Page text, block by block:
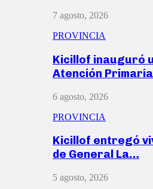
7 agosto, 2026
PROVINCIA
Kicillof inauguró
Atención
6 agosto, 2026
PROVINCIA
Kicillof entregó
de General La…
5 agosto, 2026